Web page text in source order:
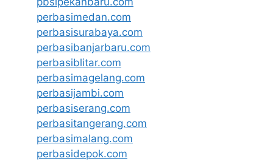
perbasimedan.com
perbasisurabaya.com
perbasibanjarbaru.com
perbasiblitar.com
perbasimagelang.com
perbasijambi.com
perbasiserang.com
perbasitangerang.com
perbasimalang.com
perbasidepok.com